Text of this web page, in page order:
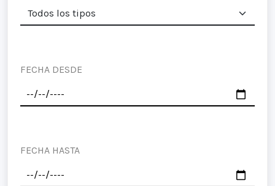
FECHA DESDE
FECHA HASTA